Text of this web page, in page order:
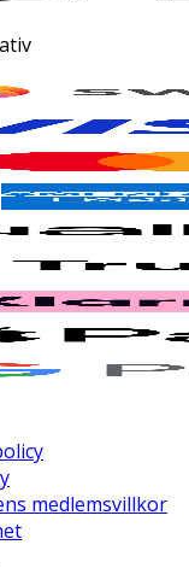
medlemsvillkor